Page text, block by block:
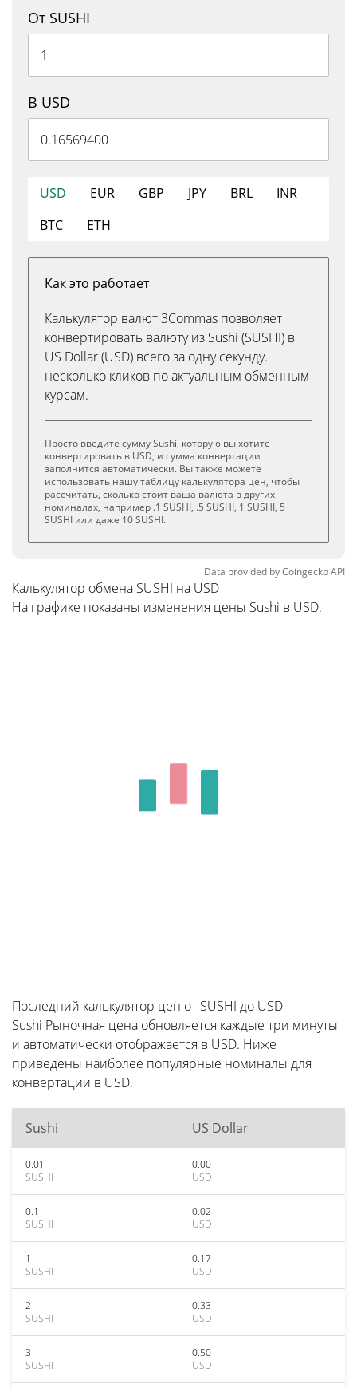
От SUSHI
В USD
USD EUR GBP JPY BRL
INR
BTC
ETH
Как это работает
Калькулятор валют 3Commas позволяет
конвертировать валюту из Sushi (SUSHI) в
US Dollar (USD) всего за одну секунду.
несколько кликов по актуальным обменным
курсам.
Просто введите сумму Sushi, которую вы хотите
конвертировать в USD, и сумма конвертации
заполнится автоматически. Вы также можете
использовать нашу таблицу калькулятора цен, чтобы
рассчитать, сколько стоит ваша валюта в других
номиналах, например .1 SUSHI, .5 SUSHI, 1 SUSHI, 5
SUSHI или даже 10 SUSHI.
Data provided byCoingeckoAPI
Калькулятор обмена SUSHI на USD
На графике показаны изменения цены Sushi в USD.
Последний калькулятор цен от SUSHI до USD
Sushi Рыночная цена обновляется каждые три минуты
и автоматически отображается в USD. Ниже
приведены наиболее популярные номиналы для
конвертации в USD.
Sushi US Dollar
0.01
SUSHI
0.00
USD
0.1
SUSHI
0.02
USD
1
SUSHI
0.17
USD
2
SUSHI
0.33
USD
3
SUSHI
0.50
USD